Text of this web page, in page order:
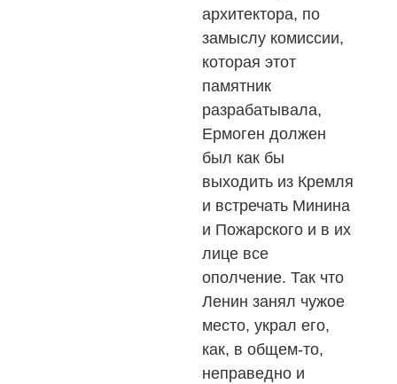
архитектора, по
замыслу комиссии,
которая этот
памятник
разрабатывала,
Ермоген должен
был как бы
выходить из Кремля
и встречать Минина
и Пожарского и в их
лице все
ополчение. Так что
Ленин занял чужое
место, украл его,
как, в общем-то,
неправедно и